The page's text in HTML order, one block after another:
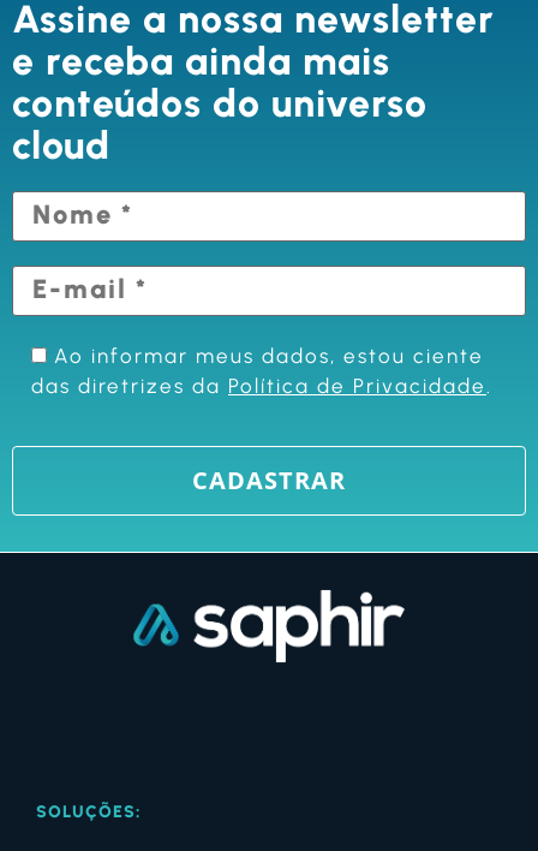
Assine a nossa newsletter
e receba ainda mais
conteúdos do universo
cloud
Ao informar meus dados, estou ciente
das diretrizes da Política de Privacidade
SOLUÇÕES: